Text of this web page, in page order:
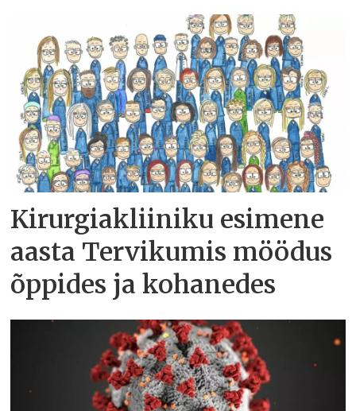
Kirurgiakliiniku esimene
aasta Tervikumis möödus
õppides ja kohanedes